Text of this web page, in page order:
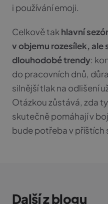
i používání emoji.
Celkově tak hlavní
v objemu rozesílek, ale
dlouhodobé trendy:
do pracovních dnů,
silnější tlak na odlišení
Otázkou zůstává, zda
skutečně pomáhají v
bude potřeba v
Další z blogu
CookieScriptConsent